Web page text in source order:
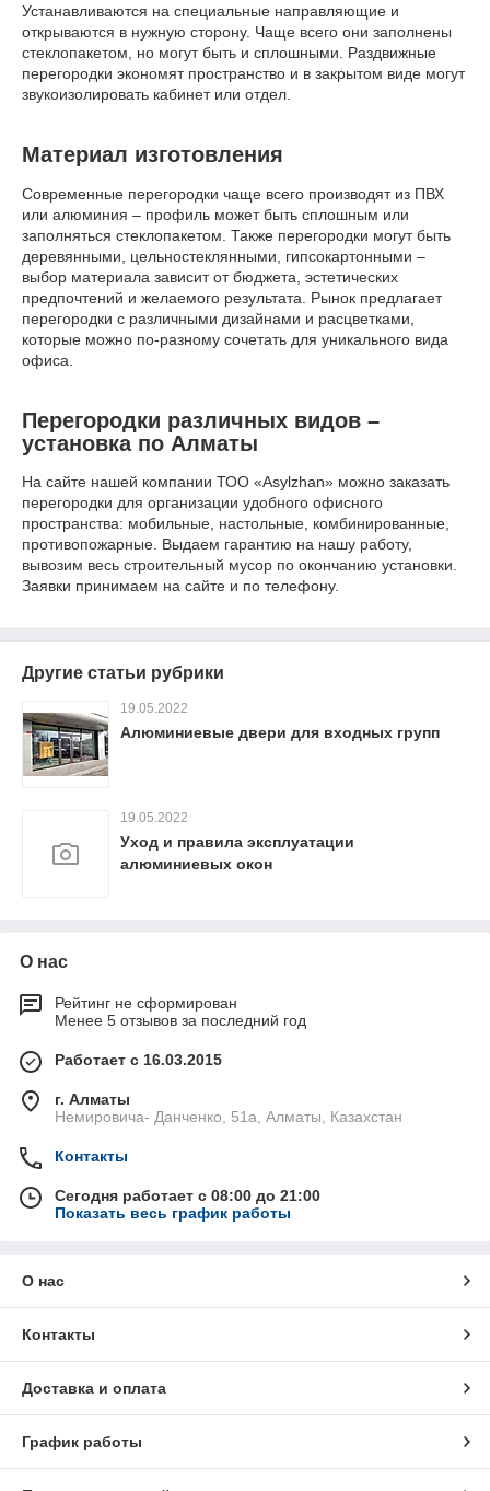
Устанавливаются на специальные направляющие и
открываются в нужную сторону. Чаще всего они заполнены
стеклопакетом, но могут быть и сплошными. Раздвижные
перегородки экономят пространство и в закрытом виде могут
звукоизолировать кабинет или отдел.
Материал изготовления
Современные перегородки чаще всего производят из ПВХ
или алюминия – профиль может быть сплошным или
заполняться стеклопакетом. Также перегородки могут быть
деревянными, цельностеклянными, гипсокартонными –
выбор материала зависит от бюджета, эстетических
предпочтений и желаемого результата. Рынок предлагает
перегородки с различными дизайнами и расцветками,
которые можно по-разному сочетать для уникального вида
офиса.
Перегородки различных видов –
установка по Алматы
На сайте нашей компании ТОО «Asylzhan» можно заказать
перегородки для организации удобного офисного
пространства: мобильные, настольные, комбинированные,
противопожарные. Выдаем гарантию на нашу работу,
вывозим весь строительный мусор по окончанию установки.
Заявки принимаем на сайте и по телефону.
Другие статьи рубрики
19.05.2022
Алюминиевые двери для входных групп
19.05.2022
Уход и правила эксплуатации
алюминиевых окон
О нас
Рейтинг не сформирован
Менее 5 отзывов за последний год
Работает с 16.03.2015
г. Алматы
Немировича- Данченко, 51а, Алматы, Казахстан
Контакты
Сегодня работает с 08:00 до 21:00
Показать весь график работы
О нас
Контакты
Доставка и оплата
График работы